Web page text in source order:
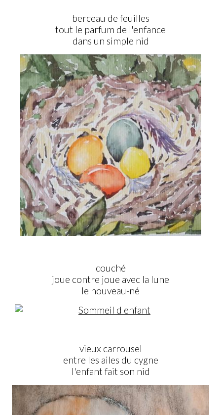
berceau de feuilles
tout le parfum de l'enfance
dans un simple nid
couché
joue contre joue avec la lune
le nouveau-né
vieux carrousel
entre les ailes du cygne
l'enfant fait son nid